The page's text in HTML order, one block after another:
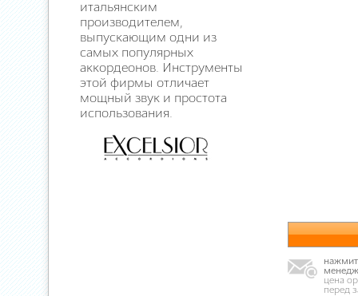
итальянским
производителем,
выпускающим одни из
самых популярных
аккордеонов. Инструменты
этой фирмы отличает
мощный звук и простота
использования.
цена
перед